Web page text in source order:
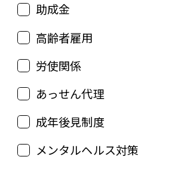
助成金
高齢者雇用
労使関係
あっせん代理
成年後見制度
メンタルヘルス対策